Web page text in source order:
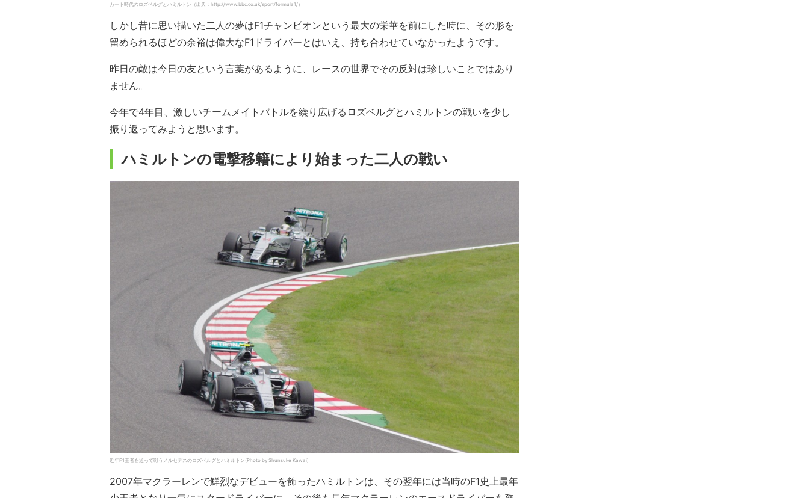
カート時代のロズベルグとハミルトン（出典：http://www.bbc.co.uk/sport/formula1/）
しかし昔に思い描いた二人の夢はF1チャンピオンという最大の栄華を前にした時に、その形を
留められるほどの余裕は偉大なF1ドライバーとはいえ、持ち合わせていなかったようです。
昨日の敵は今日の友という言葉があるように、レースの世界でその反対は珍しいことではあり
ません。
今年で4年目、激しいチームメイトバトルを繰り広げるロズベルグとハミルトンの戦いを少し
振り返ってみようと思います。
ハミルトンの電撃移籍により始まった二人の戦い
近年F1王者を巡って戦うメルセデスのロズベルグとハミルトン(Photo by Shunsuke Kawai)
2007年マクラーレンで鮮烈なデビューを飾ったハミルトンは、その翌年には当時のF1史上最年